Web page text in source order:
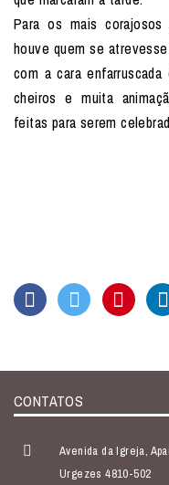
Para os mais
houve quem se
com a cara
cheiros e muita
feitas para serem
CONTATOS
Avenida da Igreja,
Urgezes 4810-502